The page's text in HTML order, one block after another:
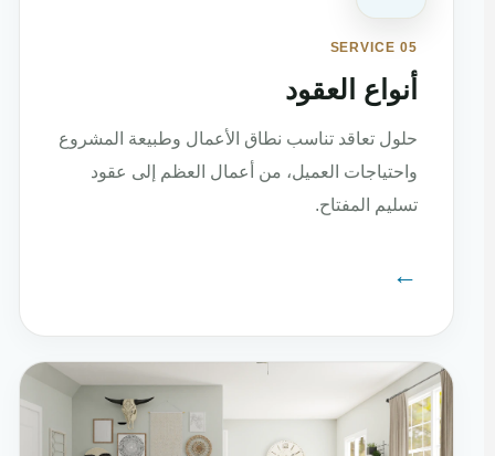
SERVICE 05
أنواع العقود
حلول تعاقد تناسب نطاق الأعمال وطبيعة المشروع
واحتياجات العميل، من أعمال العظم إلى عقود
تسليم المفتاح.
←